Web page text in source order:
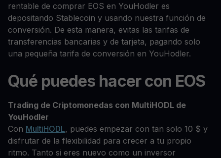
rentable de comprar EOS en YouHodler es
depositando Stablecoin y usando nuestra función de
conversión. De esta manera, evitas las tarifas de
transferencias bancarias y de tarjeta, pagando solo
una pequeña tarifa de conversión en YouHodler.
Qué puedes hacer con EOS
Trading de Criptomonedas con MultiHODL de
YouHodler
Con MultiHODL, puedes empezar con tan solo 10 $ y
disfrutar de la flexibilidad para crecer a tu propio
ritmo. Tanto si eres nuevo como un inversor